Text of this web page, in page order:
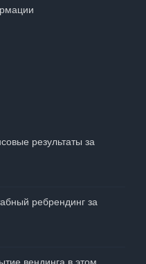
результаты за
ребрендинг за